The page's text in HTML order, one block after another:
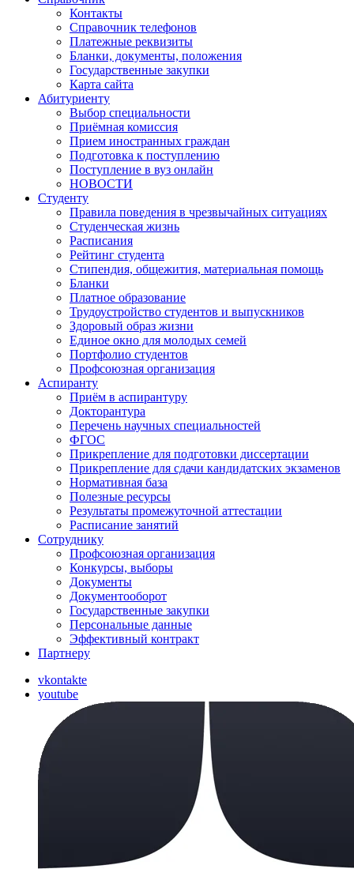
Контакты
Справочник телефонов
Платежные реквизиты
Бланки, документы, положения
Государственные закупки
Карта сайта
Абитуриенту
Выбор специальности
Приёмная комиссия
Прием иностранных граждан
Подготовка к поступлению
Поступление в вуз онлайн
НОВОСТИ
Студенту
Правила поведения в чрезвычайных ситуациях
Студенческая жизнь
Расписания
Рейтинг студента
Стипендия, общежития, материальная помощь
Бланки
Платное образование
Трудоустройство студентов и выпускников
Здоровый образ жизни
Единое окно для молодых семей
Портфолио студентов
Профсоюзная организация
Аспиранту
Приём в аспирантуру
Докторантура
Перечень научных специальностей
ФГОС
Прикрепление для подготовки диссертации
Прикрепление для сдачи кандидатских экзаменов
Нормативная база
Полезные ресурсы
Результаты промежуточной аттестации
Расписание занятий
Сотруднику
Профсоюзная организация
Конкурсы, выборы
Документы
Документооборот
Государственные закупки
Персональные данные
Эффективный контракт
Партнеру
vkontakte
youtube